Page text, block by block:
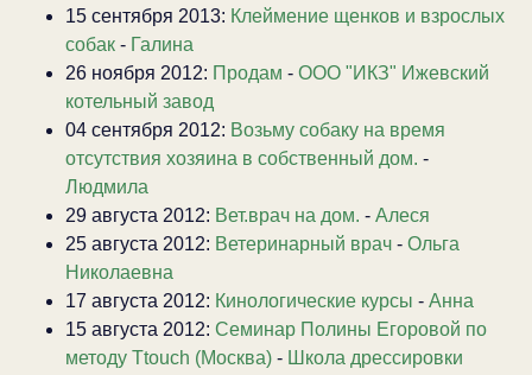
15 сентября 2013: Клеймение щенков и взрослых
собак - Галина
26 ноября 2012: Продам - ООО "ИКЗ" Ижевский
котельный завод
04 сентября 2012: Возьму собаку на время
отсутствия хозяина в собственный дом. -
Людмила
29 августа 2012: Вет.врач на дом. - Алеся
25 августа 2012: Ветеринарный врач - Ольга
Николаевна
17 августа 2012: Кинологические курсы - Анна
15 августа 2012: Семинар Полины Егоровой по
методу Ttouch (Москва) - Школа дрессировки